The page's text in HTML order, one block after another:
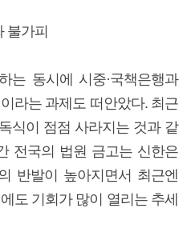
불가피
는 동시에 시중·국책은행과
라는 과제도 떠안았다. 최근
식이 점점 사라지는 것과 같
전국의 법원 금고는 신한은
반발이 높아지면서 최근엔
도 기회가 많이 열리는 추세